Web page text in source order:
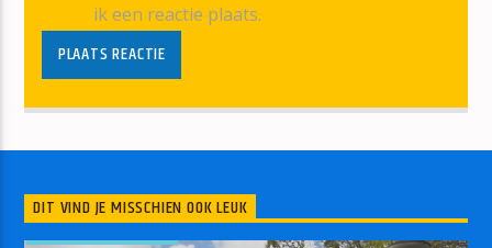
ik een reactie plaats.
DIT VIND JE MISSCHIEN OOK LEUK